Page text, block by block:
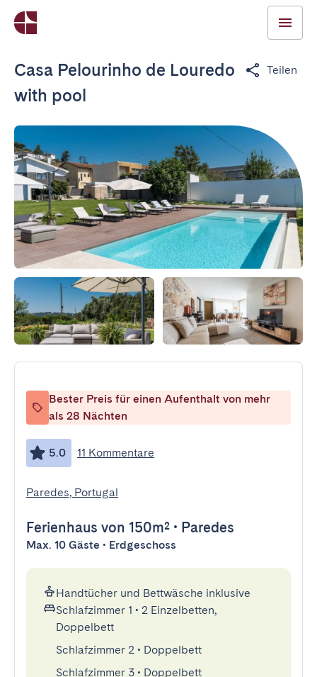
Casa Pelourinho de Louredo
with pool
Teilen
Bester Preis für einen Aufenthalt von mehr
als 28 Nächten
5.0 11 Kommentare
Paredes, Portugal
Ferienhaus von 150m² • Paredes
Max. 10 Gäste • Erdgeschoss
Handtücher und Bettwäsche inklusive
Schlafzimmer 1 • 2 Einzelbetten,
Doppelbett
Schlafzimmer 2 • Doppelbett
Schlafzimmer 3 • Doppelbett